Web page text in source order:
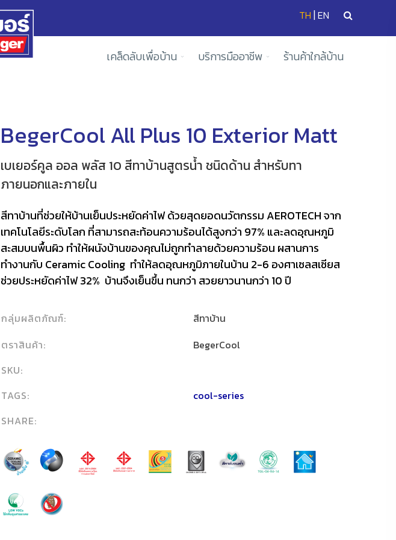
TH |EN
เคล็ดลับเพื่อบ้าน บริการมืออาชีพ ร้านค้าใกล้บ้าน
BegerCool All Plus 10 Exterior Matt
เบเยอร์คูล ออล พลัส 10 สีทาบ้านสูตรน้ำ ชนิดด้าน สำหรับทา
ภายนอกและภายใน
สีทาบ้านที่ช่วยให้บ้านเย็นประหยัดค่าไฟ ด้วยสุดยอดนวัตกรรม AEROTECH จาก
เทคโนโลยีระดับโลก ที่สามารถสะท้อนความร้อนได้สูงกว่า 97% และลดอุณหภูมิ
สะสมบนพื้นผิว ทำให้ผนังบ้านของคุณไม่ถูกทำลายด้วยความร้อน ผสานการ
ทำงานกับ Ceramic Cooling ทำให้ลดอุณหภูมิภายในบ้าน 2-6 องศาเซลสเซียส
ช่วยประหยัดค่าไฟ 32% บ้านจึงเย็นขึ้น ทนกว่า สวยยาวนานกว่า 10 ปี
กลุ่มผลิตภัณฑ์:
สีทาบ้าน
ตราสินค้า:
BegerCool
SKU:
TAGS:
cool-series
SHARE: